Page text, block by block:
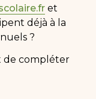
et
déjà à la
?
de compléter